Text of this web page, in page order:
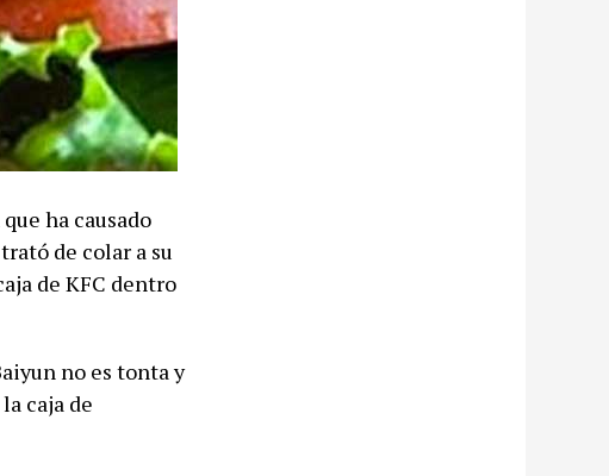
ha causado
de colar a su
de KFC dentro
no es tonta y
caja de